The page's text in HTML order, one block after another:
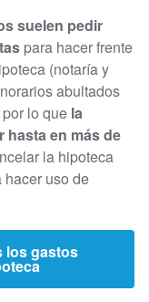
suelen pedir
para hacer frente
(notaría y
abultados
lo que la
hasta en más de
la hipoteca
hacer uso de
los gastos